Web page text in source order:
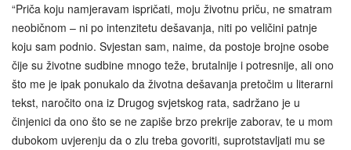
“Priča koju namjeravam ispričati, moju životnu priču, ne smatram
neobičnom – ni po intenzitetu dešavanja, niti po veličini patnje
koju sam podnio. Svjestan sam, naime, da postoje brojne osobe
čije su životne sudbine mnogo teže, brutalnije i potresnije, ali ono
što me je ipak ponukalo da životna dešavanja pretočim u literarni
tekst, naročito ona iz Drugog svjetskog rata, sadržano je u
činjenici da ono što se ne zapiše brzo prekrije zaborav, te u mom
dubokom uvjerenju da o zlu treba govoriti, suprotstavljati mu se